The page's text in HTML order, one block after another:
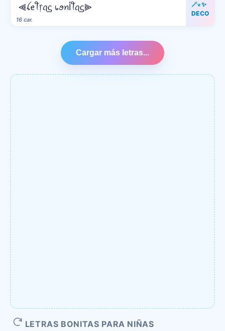
16 car.
⫷ꪶꫀꪻ᥅ꪖᦓ ᥇ꪮꪀﺃꪻꪖᦓ⫸
🪄⋆✨
DECO
Cargar más letras...
LETRAS BONITAS PARA NIÑAS